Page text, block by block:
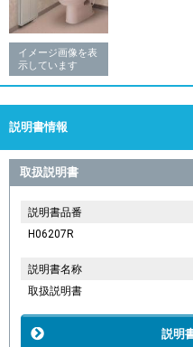
イメージ画像を表
示しています
説明書情報
取扱説明書
説明書品番
H06207R
説明書名称
取扱説明書
説明